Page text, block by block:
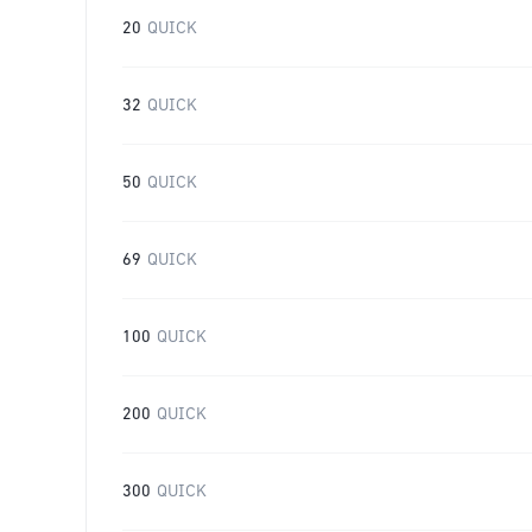
20 QUICK
32 QUICK
50 QUICK
69 QUICK
100 QUICK
200 QUICK
300 QUICK